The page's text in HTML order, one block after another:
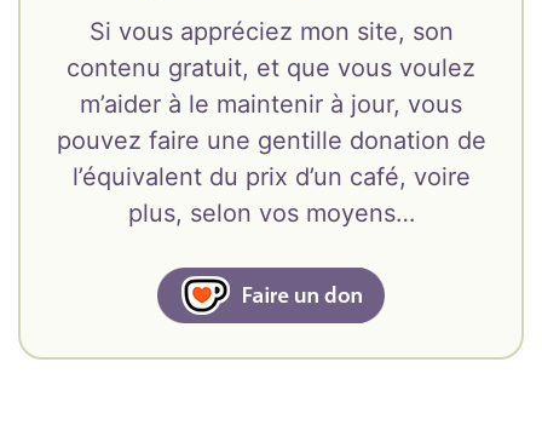
Si vous appréciez mon site, son
contenu gratuit, et que vous voulez
m’aider à le maintenir à jour, vous
pouvez faire une gentille donation de
l’équivalent du prix d’un café, voire
plus, selon vos moyens…